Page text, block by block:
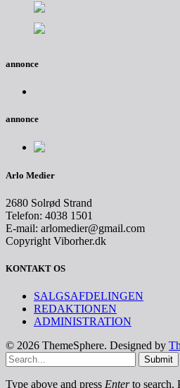
annonce
annonce
Arlo Medier
2680 Solrød Strand
Telefon: 4038 1501
E-mail: arlomedier@gmail.com
Copyright Viborher.dk
KONTAKT OS
SALGSAFDELINGEN
REDAKTIONEN
ADMINISTRATION
© 2026 ThemeSphere. Designed by
Submit
Type above and press Enterto search.